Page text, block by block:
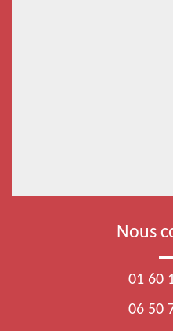
Nous
01 60
06 50